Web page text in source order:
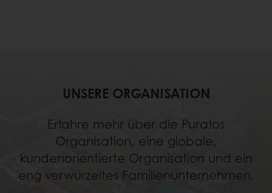
UNSERE ORGANISATION
Erfahre mehr über die Puratos
Organisation, eine globale,
kundenorientierte Organisation und ein
eng verwurzeltes Familienunternehmen.